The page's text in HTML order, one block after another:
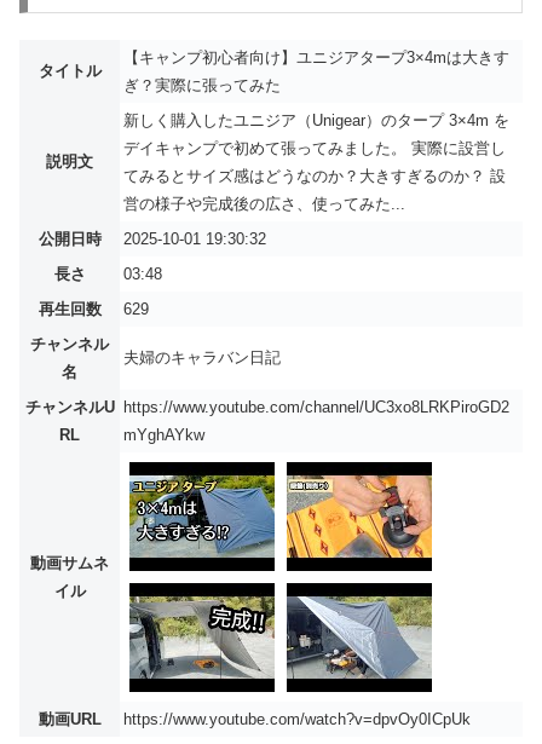
タイトル
【キャンプ初心者向け】ユニジアタープ3×4mは大きす
ぎ？実際に張ってみた
説明文
新しく購入したユニジア（Unigear）のタープ 3×4m を
デイキャンプで初めて張ってみました。 実際に設営し
てみるとサイズ感はどうなのか？大きすぎるのか？ 設
営の様子や完成後の広さ、使ってみた...
公開日時
2025-10-01 19:30:32
長さ
03:48
再生回数
629
チャンネル
名
夫婦のキャラバン日記
チャンネルU
RL
https://www.youtube.com/channel/UC3xo8LRKPiroGD2
mYghAYkw
動画サムネ
イル
動画URL https://www.youtube.com/watch?v=dpvOy0ICpUk